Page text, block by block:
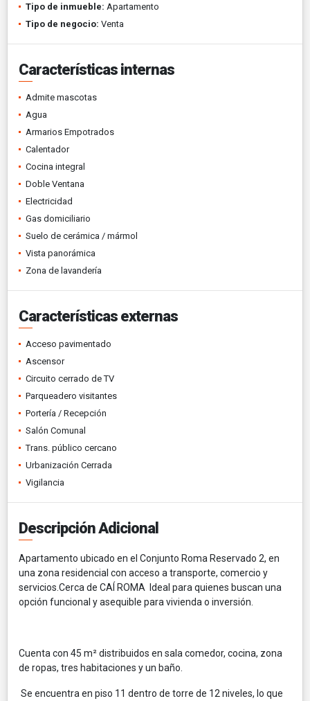
Tipo de inmueble: Apartamento
Tipo de negocio: Venta
Características internas
Admite mascotas
Agua
Armarios Empotrados
Calentador
Cocina integral
Doble Ventana
Electricidad
Gas domiciliario
Suelo de cerámica / mármol
Vista panorámica
Zona de lavandería
Características externas
Acceso pavimentado
Ascensor
Circuito cerrado de TV
Parqueadero visitantes
Portería / Recepción
Salón Comunal
Trans. público cercano
Urbanización Cerrada
Vigilancia
Descripción Adicional
Apartamento ubicado en el Conjunto Roma Reservado 2, en
una zona residencial con acceso a transporte, comercio y
servicios.Cerca de CAÍ ROMA Ideal para quienes buscan una
opción funcional y asequible para vivienda o inversión.
Cuenta con 45 m² distribuidos en sala comedor, cocina, zona
de ropas, tres habitaciones y un baño.
Se encuentra en piso 11 dentro de torre de 12 niveles, lo que